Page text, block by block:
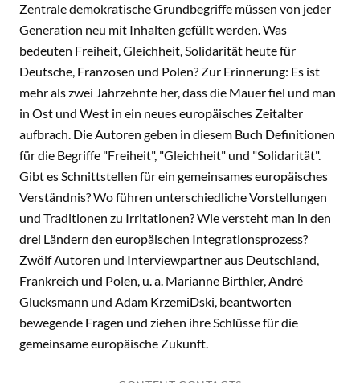
Zentrale demokratische Grundbegriffe müssen von jeder
Generation neu mit Inhalten gefüllt werden. Was
bedeuten Freiheit, Gleichheit, Solidarität heute für
Deutsche, Franzosen und Polen? Zur Erinnerung: Es ist
mehr als zwei Jahrzehnte her, dass die Mauer fiel und man
in Ost und West in ein neues europäisches Zeitalter
aufbrach. Die Autoren geben in diesem Buch Definitionen
für die Begriffe "Freiheit", "Gleichheit" und "Solidarität".
Gibt es Schnittstellen für ein gemeinsames europäisches
Verständnis? Wo führen unterschiedliche Vorstellungen
und Traditionen zu Irritationen? Wie versteht man in den
drei Ländern den europäischen Integrationsprozess?
Zwölf Autoren und Interviewpartner aus Deutschland,
Frankreich und Polen, u. a. Marianne Birthler, André
Glucksmann und Adam KrzemiDski, beantworten
bewegende Fragen und ziehen ihre Schlüsse für die
gemeinsame europäische Zukunft.